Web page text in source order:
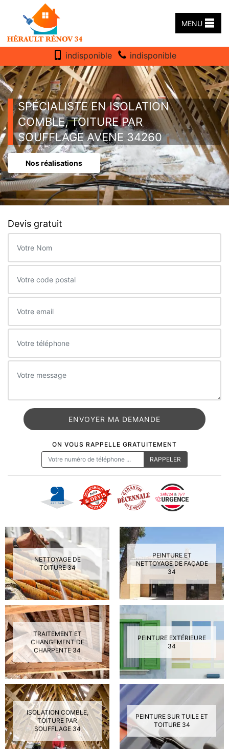
MENU
indisponible indisponible
SPÉCIALISTE EN ISOLATION
COMBLE, TOITURE PAR
SOUFFLAGE AVENE 34260
Nos réalisations
Devis gratuit
ON VOUS RAPPELLE GRATUITEMENT
NETTOYAGE DE
TOITURE 34
PEINTURE ET
NETTOYAGE DE FAÇADE
34
TRAITEMENT ET
CHANGEMENT DE
CHARPENTE 34
PEINTURE EXTÉRIEURE
34
ISOLATION COMBLE,
TOITURE PAR
SOUFFLAGE 34
PEINTURE SUR TUILE ET
TOITURE 34